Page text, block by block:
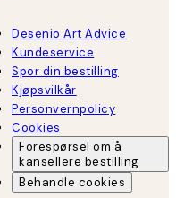
Desenio Art Advice
Kundeservice
Spor din bestilling
Kjøpsvilkår
Personvernpolicy
Cookies
Forespørsel om å
kansellere bestilling
Behandle cookies